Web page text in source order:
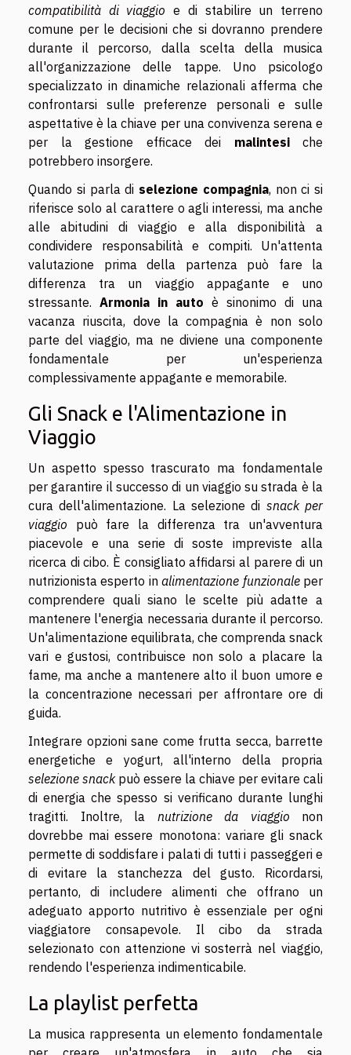
compatibilità di viaggio e di stabilire un terreno
comune per le decisioni che si dovranno prendere
durante il percorso, dalla scelta della musica
all'organizzazione delle tappe. Uno psicologo
specializzato in dinamiche relazionali afferma che
confrontarsi sulle preferenze personali e sulle
aspettative è la chiave per una convivenza serena e
per la gestione efficace dei malintesiche
potrebbero insorgere.
Quando si parla di selezione compagnia, non ci si
riferisce solo al carattere o agli interessi, ma anche
alle abitudini di viaggio e alla disponibilità a
condividere responsabilità e compiti. Un'attenta
valutazione prima della partenza può fare la
differenza tra un viaggio appagante e uno
stressante. Armonia in auto è sinonimo di una
vacanza riuscita, dove la compagnia è non solo
parte del viaggio, ma ne diviene una componente
fondamentale per un'esperienza
complessivamente appagante e memorabile.
Gli Snack e l'Alimentazione in
Viaggio
Un aspetto spesso trascurato ma fondamentale
per garantire il successo di un viaggio su strada è la
cura dell'alimentazione. La selezione di snack per
viaggio può fare la differenza tra un'avventura
piacevole e una serie di soste impreviste alla
ricerca di cibo. È consigliato affidarsi al parere di un
nutrizionista esperto inalimentazione funzionaleper
comprendere quali siano le scelte più adatte a
mantenere l'energia necessaria durante il percorso.
Un'alimentazione equilibrata, che comprenda snack
vari e gustosi, contribuisce non solo a placare la
fame, ma anche a mantenere alto il buon umore e
la concentrazione necessari per affrontare ore di
guida.
Integrare opzioni sane come frutta secca, barrette
energetiche e yogurt, all'interno della propria
selezione snackpuò essere la chiave per evitare cali
di energia che spesso si verificano durante lunghi
tragitti. Inoltre, la nutrizione da viaggio non
dovrebbe mai essere monotona: variare gli snack
permette di soddisfare i palati di tutti i passeggeri e
di evitare la stanchezza del gusto. Ricordarsi,
pertanto, di includere alimenti che offrano un
adeguato apporto nutritivo è essenziale per ogni
viaggiatore consapevole. Il cibo da strada
selezionato con attenzione vi sosterrà nel viaggio,
rendendo l'esperienza indimenticabile.
La playlist perfetta
La musica rappresenta un elemento fondamentale